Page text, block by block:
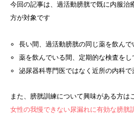
今回の記事は、過活動膀胱で既に内服治
方が対象です
長い間、過活動膀胱の同じ薬を飲ん
薬を飲んでいる間、定期的な検査をし
泌尿器科専門医ではなく近所の内科
また、膀胱訓練について興味がある方は
女性の我慢できない尿漏れに有効な膀胱